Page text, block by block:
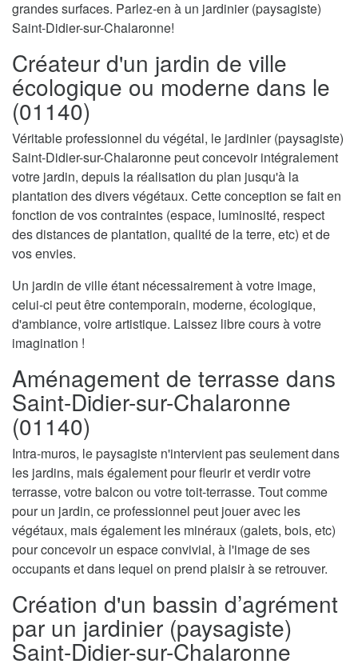
grandes surfaces. Parlez-en à un jardinier (paysagiste)
Saint-Didier-sur-Chalaronne!
Créateur d'un jardin de ville
écologique ou moderne dans le
(01140)
Véritable professionnel du végétal, le jardinier (paysagiste)
Saint-Didier-sur-Chalaronne peut concevoir intégralement
votre jardin, depuis la réalisation du plan jusqu'à la
plantation des divers végétaux. Cette conception se fait en
fonction de vos contraintes (espace, luminosité, respect
des distances de plantation, qualité de la terre, etc) et de
vos envies.
Un jardin de ville étant nécessairement à votre image,
celui-ci peut être contemporain, moderne, écologique,
d'ambiance, voire artistique. Laissez libre cours à votre
imagination !
Aménagement de terrasse dans
Saint-Didier-sur-Chalaronne
(01140)
Intra-muros, le paysagiste n'intervient pas seulement dans
les jardins, mais également pour fleurir et verdir votre
terrasse, votre balcon ou votre toit-terrasse. Tout comme
pour un jardin, ce professionnel peut jouer avec les
végétaux, mais également les minéraux (galets, bois, etc)
pour concevoir un espace convivial, à l'image de ses
occupants et dans lequel on prend plaisir à se retrouver.
Création d'un bassin d’agrément
par un jardinier (paysagiste)
Saint-Didier-sur-Chalaronne